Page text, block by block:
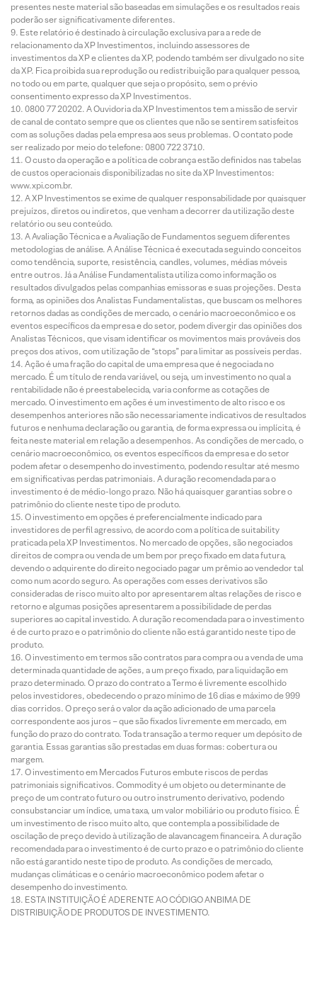
presentes neste material são baseadas em simulações e os resultados reais
poderão ser significativamente diferentes.
Este relatório é destinado à circulação exclusiva para a rede de
relacionamento da XP Investimentos, incluindo assessores de
investimentos da XP e clientes da XP, podendo também ser divulgado no site
da XP. Fica proibida sua reprodução ou redistribuição para qualquer pessoa,
no todo ou em parte, qualquer que seja o propósito, sem o prévio
consentimento expresso da XP Investimentos.
0800 77 20202. A Ouvidoria da XP Investimentos tem a missão de servir
de canal de contato sempre que os clientes que não se sentirem satisfeitos
com as soluções dadas pela empresa aos seus problemas. O contato pode
ser realizado por meio do telefone: 0800 722 3710.
O custo da operação e a política de cobrança estão definidos nas tabelas
de custos operacionais disponibilizadas no site da XP Investimentos:
www.xpi.com.br.
A XP Investimentos se exime de qualquer responsabilidade por quaisquer
prejuízos, diretos ou indiretos, que venham a decorrer da utilização deste
relatório ou seu conteúdo.
A Avaliação Técnica e a Avaliação de Fundamentos seguem diferentes
metodologias de análise. A Análise Técnica é executada seguindo conceitos
como tendência, suporte, resistência, candles, volumes, médias móveis
entre outros. Já a Análise Fundamentalista utiliza como informação os
resultados divulgados pelas companhias emissoras e suas projeções. Desta
forma, as opiniões dos Analistas Fundamentalistas, que buscam os melhores
retornos dadas as condições de mercado, o cenário macroeconômico e os
eventos específicos da empresa e do setor, podem divergir das opiniões dos
Analistas Técnicos, que visam identificar os movimentos mais prováveis dos
preços dos ativos, com utilização de “stops” para limitar as possíveis perdas.
Ação é uma fração do capital de uma empresa que é negociada no
mercado. É um título de renda variável, ou seja, um investimento no qual a
rentabilidade não é preestabelecida, varia conforme as cotações de
mercado. O investimento em ações é um investimento de alto risco e os
desempenhos anteriores não são necessariamente indicativos de resultados
futuros e nenhuma declaração ou garantia, de forma expressa ou implícita, é
feita neste material em relação a desempenhos. As condições de mercado, o
cenário macroeconômico, os eventos específicos da empresa e do setor
podem afetar o desempenho do investimento, podendo resultar até mesmo
em significativas perdas patrimoniais. A duração recomendada para o
investimento é de médio-longo prazo. Não há quaisquer garantias sobre o
patrimônio do cliente neste tipo de produto.
O investimento em opções é preferencialmente indicado para
investidores de perfil agressivo, de acordo com a política de suitability
praticada pela XP Investimentos. No mercado de opções, são negociados
direitos de compra ou venda de um bem por preço fixado em data futura,
devendo o adquirente do direito negociado pagar um prêmio ao vendedor tal
como num acordo seguro. As operações com esses derivativos são
consideradas de risco muito alto por apresentarem altas relações de risco e
retorno e algumas posições apresentarem a possibilidade de perdas
superiores ao capital investido. A duração recomendada para o investimento
é de curto prazo e o patrimônio do cliente não está garantido neste tipo de
produto.
O investimento em termos são contratos para compra ou a venda de uma
determinada quantidade de ações, a um preço fixado, para liquidação em
prazo determinado. O prazo do contrato a Termo é livremente escolhido
pelos investidores, obedecendo o prazo mínimo de 16 dias e máximo de 999
dias corridos. O preço será o valor da ação adicionado de uma parcela
correspondente aos juros – que são fixados livremente em mercado, em
função do prazo do contrato. Toda transação a termo requer um depósito de
garantia. Essas garantias são prestadas em duas formas: cobertura ou
margem.
O investimento em Mercados Futuros embute riscos de perdas
patrimoniais significativos. Commodity é um objeto ou determinante de
preço de um contrato futuro ou outro instrumento derivativo, podendo
consubstanciar um índice, uma taxa, um valor mobiliário ou produto físico. É
um investimento de risco muito alto, que contempla a possibilidade de
oscilação de preço devido à utilização de alavancagem financeira. A duração
recomendada para o investimento é de curto prazo e o patrimônio do cliente
não está garantido neste tipo de produto. As condições de mercado,
mudanças climáticas e o cenário macroeconômico podem afetar o
desempenho do investimento.
ESTA INSTITUIÇÃO É ADERENTE AO CÓDIGO ANBIMA DE
DISTRIBUIÇÃO DE PRODUTOS DE INVESTIMENTO.